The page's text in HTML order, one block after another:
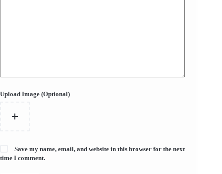
Upload Image (Optional)
Save my name, email, and website in this browser for the next
time I comment.